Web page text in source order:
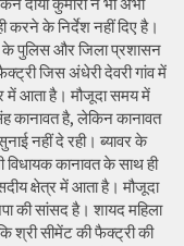
करने के निर्देश नहीं दिए है।
के पुलिस और जिला प्रशासन
जिस अंधेरी देवरी गांव में
में आता है। मौजूदा समय में
कानावत है, लेकिन कानावत
नहीं दे रही। ब्यावर के
विधायक कानावत के साथ ही
क्षेत्र में आता है। मौजूदा
की सांसद है। शायद महिला
कि श्री सीमेंट की फैक्ट्री की